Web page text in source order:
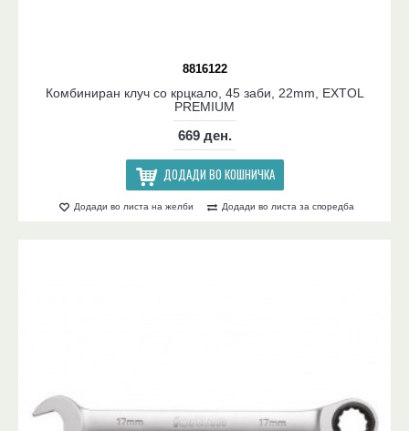
8816122
Комбиниран клуч со крцкало, 45 заби, 22mm, EXTOL
PREMIUM
669 ден.
ДОДАДИ ВО КОШНИЧКА
Додади во листа на желби Додади во листа за споредба